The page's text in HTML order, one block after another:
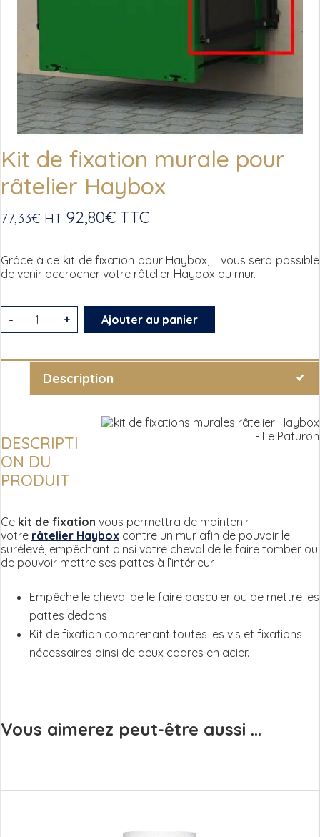
Kit de fixation murale pour
râtelier Haybox
77,33€ HT 92,80€ TTC
Grâce à ce kit de fixation pour Haybox, il vous sera possible
de venir accrocher votre râtelier Haybox au mur.
quantité
de
Kit
fixation
pour
râtelier
Haybox
- + Ajouter au panier
Description
DESCRIPTI
ON DU
PRODUIT
Ce kit de fixation vous permettra de maintenir
votre râtelier Haybox contre un mur afin de pouvoir le
surélevé, empêchant ainsi votre cheval de le faire tomber ou
de pouvoir mettre ses pattes à l’intérieur.
Empêche le cheval de le faire basculer ou de mettre les
pattes dedans
Kit de fixation comprenant toutes les vis et fixations
nécessaires ainsi de deux cadres en acier.
Vous aimerez peut-être aussi ...